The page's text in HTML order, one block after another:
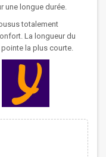
une longue durée.
totalement
La longueur du
la plus courte.